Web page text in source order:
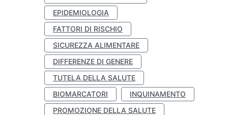
EPIDEMIOLOGIA
FATTORI DI RISCHIO
SICUREZZA ALIMENTARE
DIFFERENZE DI GENERE
TUTELA DELLA SALUTE
BIOMARCATORI
INQUINAMENTO
PROMOZIONE DELLA SALUTE